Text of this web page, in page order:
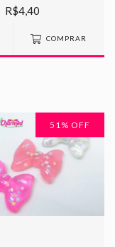
R$4,40
COMPRAR
51% OFF